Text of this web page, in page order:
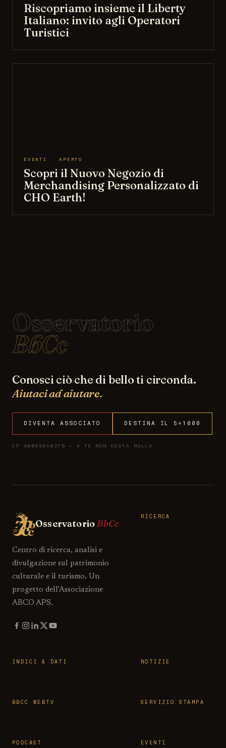
Riscopriamo insieme il Liberty
Italiano: invito agli Operatori
Turistici
EVENTI · APERTO
Scopri il Nuovo Negozio di
Merchandising Personalizzato di
CHO Earth!
Osservatorio
BbCc
Conosci ciò che di bello ti circonda.
Aiutaci ad aiutare.
DIVENTA ASSOCIATO DESTINA IL 5×1000
CF 90098840276 — A TE NON COSTA NULLA
OsservatorioBbCc
Centro di ricerca, analisi e
divulgazione sul patrimonio
culturale e il turismo. Un
progetto dell'Associazione
ABCO APS.
RICERCA
INDICI & DATI NOTIZIE
BBCC WEBTV SERVIZIO STAMPA
PODCAST EVENTI